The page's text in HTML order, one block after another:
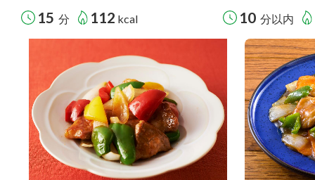
15 分 112 kcal 10 分以内